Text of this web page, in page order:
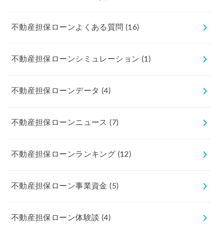
不動産担保ローンよくある質問(16)
不動産担保ローンシミュレーション (1)
不動産担保ローンデータ (4)
不動産担保ローンニュース(7)
不動産担保ローンランキング (12)
不動産担保ローン事業資金(5)
不動産担保ローン体験談 (4)